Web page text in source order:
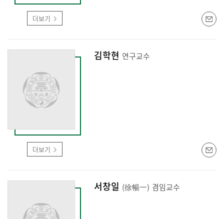
더보기
더보기
김학현 연구교수
서창일 (徐暢一) 겸임교수